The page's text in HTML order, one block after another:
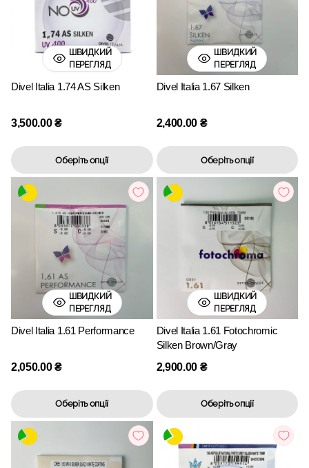
ШВИДКИЙ
ПЕРЕГЛЯД
Divel Italia 1.74 AS Silken
3,500.00₴
Оберіть опції
ШВИДКИЙ
ПЕРЕГЛЯД
Divel Italia 1.67 Silken
2,400.00 ₴
Оберіть опції
ШВИДКИЙ
ПЕРЕГЛЯД
Divel Italia 1.61 Performance
2,050.00₴
Оберіть опції
ШВИДКИЙ
ПЕРЕГЛЯД
Divel Italia 1.61 Fotochromic
Silken Brown/Gray
2,900.00 ₴
Оберіть опції